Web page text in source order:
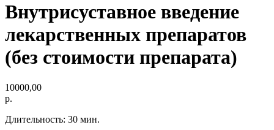
Внутрисуставное введение
лекарственных препаратов
(без стоимости препарата)
10000,00
р.
Длительность: 30 мин.